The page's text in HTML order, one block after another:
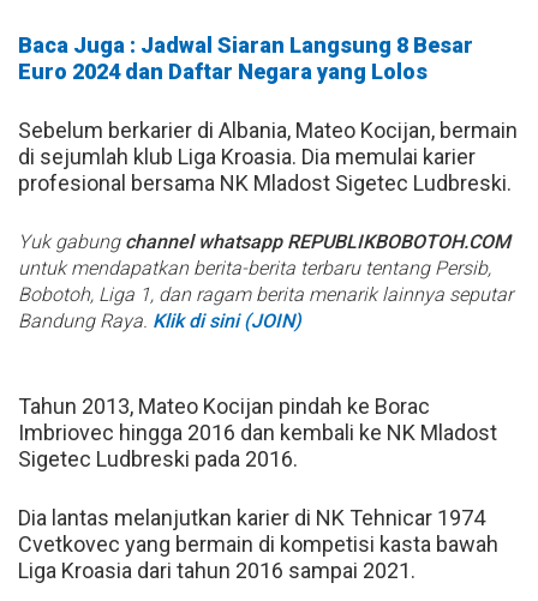
Baca Juga : Jadwal Siaran Langsung 8 Besar
Euro 2024 dan Daftar Negara yang Lolos
Sebelum berkarier di Albania, Mateo Kocijan, bermain
di sejumlah klub Liga Kroasia. Dia memulai karier
profesional bersama NK Mladost Sigetec Ludbreski.
Yuk gabung channel whatsapp REPUBLIKBOBOTOH.COM
untuk mendapatkan berita-berita terbaru tentang Persib,
Bobotoh, Liga 1, dan ragam berita menarik lainnya seputar
Bandung Raya. Klik di sini (JOIN)
Tahun 2013, Mateo Kocijan pindah ke Borac
Imbriovec hingga 2016 dan kembali ke NK Mladost
Sigetec Ludbreski pada 2016.
Dia lantas melanjutkan karier di NK Tehnicar 1974
Cvetkovec yang bermain di kompetisi kasta bawah
Liga Kroasia dari tahun 2016 sampai 2021.